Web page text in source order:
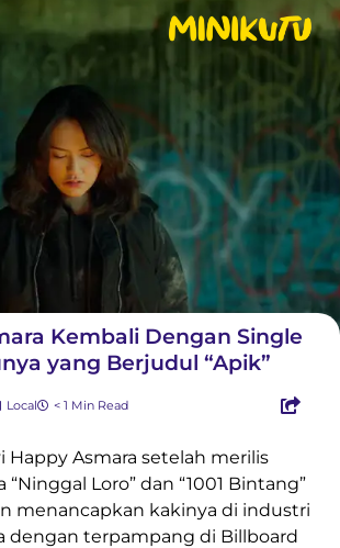
Kembali Dengan Single
yang Berjudul “Apik”
Local < 1 Min Read
Happy Asmara setelah merilis
“Ninggal Loro” dan “1001 Bintang”
menancapkan kakinya di industri
dengan terpampang di Billboard